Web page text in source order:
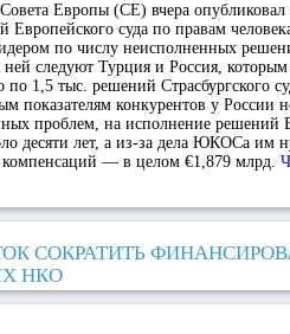
Европы (СЕ) вчера опубликовал
Европейского суда по правам
по числу неисполненных
ней следуют Турция и Россия, которым
1,5 тыс. решений Страсбургского
показателям конкурентов у России
проблем, на исполнение решений
десяти лет, а из-за дела ЮКОСа им
компенсаций — в целом €1,879 млрд.
СОКРАТИТЬ
НКО